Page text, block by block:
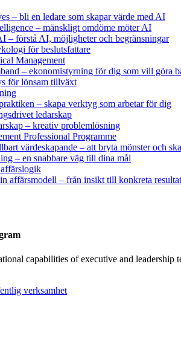
– bli en ledare som skapar värde med AI
– mänskligt omdöme möter AI
– förstå AI, möjligheter och begränsningar
för beslutsfattare
Management
– ekonomistyrning för dig som vill göra
för lönsam tillväxt
– skapa verktyg som arbetar för dig
ledarskap
– kreativ problemlösning
Professional Programme
värdeskapande – att bryta mönster och
– en snabbare väg till dina mål
affärsmodell – från insikt till konkreta resultat
capabilities of executive and leadership
verksamhet